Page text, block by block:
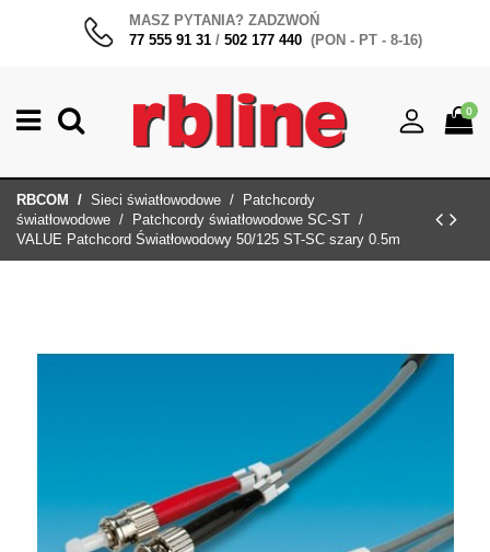
MASZ PYTANIA? ZADZWOŃ
77 555 91 31 / 502 177 440 (PON - PT - 8-16)
0
RBCOM Sieci światłowodowe
Patchcordy
światłowodowe
Patchcordy światłowodowe SC-ST
VALUE Patchcord Światłowodowy 50/125 ST-SC szary 0.5m